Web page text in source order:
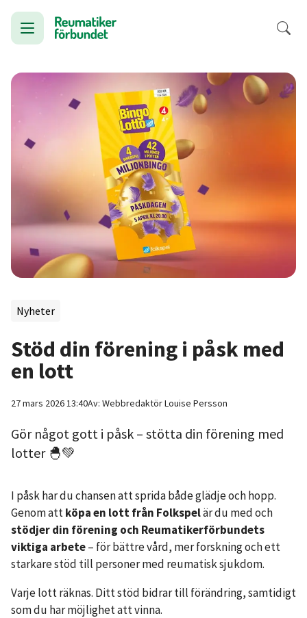
Nyheter
Stöd din förening i påsk med
en lott
27 mars 2026 13:40Av: WebbredaktörLouise Persson
Gör något gott i påsk – stötta din förening med
lotter 🐣💚
I påsk har du chansen att sprida både glädje och hopp.
Genom attköpa en lott från Folkspelär du med och
stödjer din förening och Reumatikerförbundets
viktiga arbete– för bättre vård, mer forskning och ett
starkare stöd till personer med reumatisk sjukdom.
Varje lott räknas. Ditt stöd bidrar till förändring, samtidigt
som du har möjlighet att vinna.